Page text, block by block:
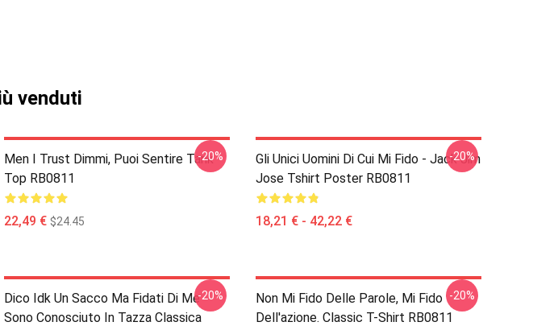
venduti
Men I Trust Dimmi, Puoi Sentire Tank
Top RB0811
22,49 € $24.45
-20%
Gli Unici Uomini Di Cui Mi Fido - Jack Jim
Jose Tshirt Poster RB0811
18,21 € - 42,22 €
-20%
Dico Idk Un Sacco Ma Fidati Di Me
Sono Conosciuto In Tazza Classica
-20%
Non Mi Fido Delle Parole, Mi Fido
Dell'azione. Classic T-Shirt RB0811
-20%